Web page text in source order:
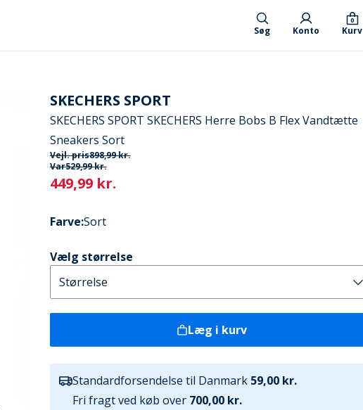
Søg Konto Kurv
0
SKECHERS SPORT
SKECHERS SPORT SKECHERS Herre Bobs B Flex Vandtætte
Sneakers Sort
Vejl. pris898,99 kr.
Var529,99 kr.
Current
449,99 kr.
Farve:Sort
Vælg størrelse
Læg i kurv
Standardforsendelse til Danmark 59,00 kr.
Fri fragt ved køb over 700,00 kr.